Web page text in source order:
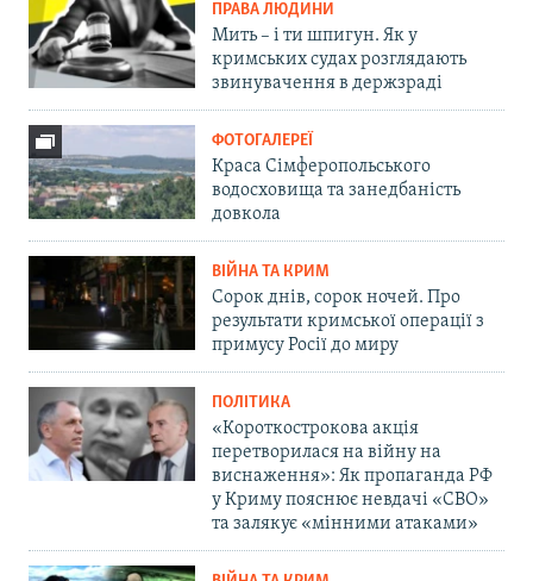
ПРАВА ЛЮДИНИ
Мить – і ти шпигун. Як у
кримських судах розглядають
звинувачення в держзраді
ФОТОГАЛЕРЕЇ
Краса Сімферопольського
водосховища та занедбаність
довкола
ВІЙНА ТА КРИМ
Сорок днів, сорок ночей. Про
результати кримської операції з
примусу Росії до миру
ПОЛІТИКА
«Короткострокова акція
перетворилася на війну на
виснаження»: Як пропаганда РФ
у Криму пояснює невдачі «СВО»
та залякує «мінними атаками»